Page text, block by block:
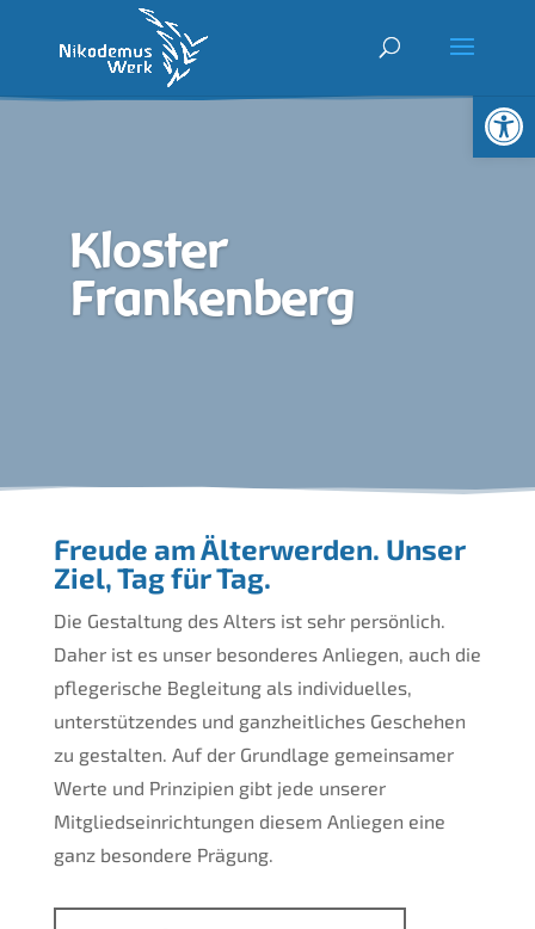
Kloster
Frankenberg
Freude am Älterwerden. Unser
Ziel, Tag für Tag.
Die Gestaltung des Alters ist sehr persönlich.
Daher ist es unser besonderes Anliegen, auch die
pflegerische Begleitung als individuelles,
unterstützendes und ganzheitliches Geschehen
zu gestalten. Auf der Grundlage gemeinsamer
Werte und Prinzipien gibt jede unserer
Mitgliedseinrichtungen diesem Anliegen eine
ganz besondere Prägung.